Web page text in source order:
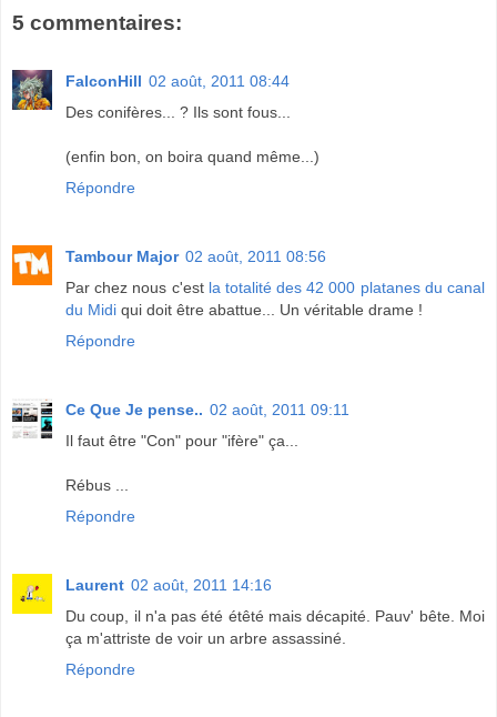
5 commentaires:
FalconHill 02 août, 2011 08:44
Des conifères... ? Ils sont fous...
(enfin bon, on boira quand même...)
Répondre
Tambour Major 02 août, 2011 08:56
Par chez nous c'est la totalité des 42 000 platanes du canal
du Midi qui doit être abattue... Un véritable drame !
Répondre
Ce Que Je pense.. 02 août, 2011 09:11
Il faut être "Con" pour "ifère" ça...
Rébus ...
Répondre
Laurent 02 août, 2011 14:16
Du coup, il n'a pas été étêté mais décapité. Pauv' bête. Moi
ça m'attriste de voir un arbre assassiné.
Répondre